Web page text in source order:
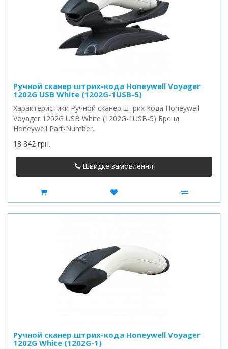
Ручной сканер штрих-кода Honeywell Voyager
1202G USB White (1202G-1USB-5)
Характеристики Ручной сканер штрих-кода Honeywell
Voyager 1202G USB White (1202G-1USB-5) Бренд
Honeywell Part-Number..
18 842 грн.
Швидке замовлення
Ручной сканер штрих-кода Honeywell Voyager
1202G White (1202G-1)